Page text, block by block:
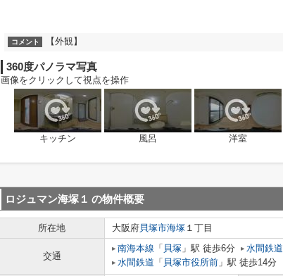
コメント 【外観】
360度パノラマ写真
画像をクリックして視点を操作
キッチン 風呂 洋室
ロジュマン海塚１ の物件概要
所在地 大阪府貝塚市海塚 １丁目
交通
南海本線 「 貝塚 」駅 徒歩6分 水間鉄道
水間鉄道 「 貝塚市役所前 」駅 徒歩14分